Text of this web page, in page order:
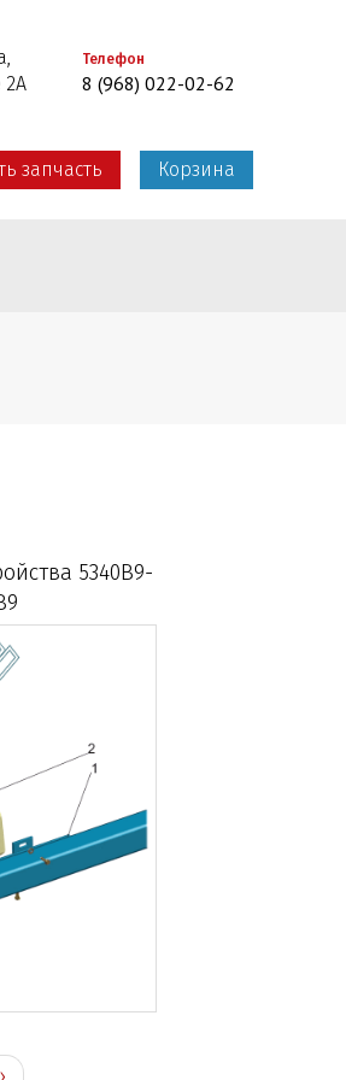
2А
Телефон
8 (968) 022-02-62
запчасть Корзина
5340В9-